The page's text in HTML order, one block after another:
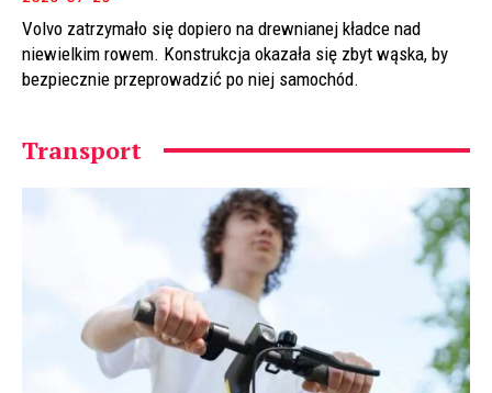
Volvo zatrzymało się dopiero na drewnianej kładce nad
niewielkim rowem. Konstrukcja okazała się zbyt wąska, by
bezpiecznie przeprowadzić po niej samochód.
Transport